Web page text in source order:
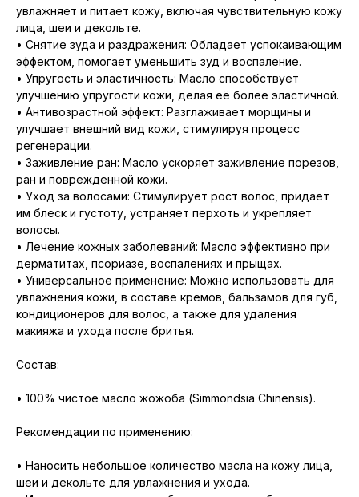
увлажняет и питает кожу, включая чувствительную кожу
лица, шеи и декольте.
• Снятие зуда и раздражения: Обладает успокаивающим
эффектом, помогает уменьшить зуд и воспаление.
• Упругость и эластичность: Масло способствует
улучшению упругости кожи, делая её более эластичной.
• Антивозрастной эффект: Разглаживает морщины и
улучшает внешний вид кожи, стимулируя процесс
регенерации.
• Заживление ран: Масло ускоряет заживление порезов,
ран и поврежденной кожи.
• Уход за волосами: Стимулирует рост волос, придает
им блеск и густоту, устраняет перхоть и укрепляет
волосы.
• Лечение кожных заболеваний: Масло эффективно при
дерматитах, псориазе, воспалениях и прыщах.
• Универсальное применение: Можно использовать для
увлажнения кожи, в составе кремов, бальзамов для губ,
кондиционеров для волос, а также для удаления
макияжа и ухода после бритья.
Состав:
• 100% чистое масло жожоба (Simmondsia Chinensis).
Рекомендации по применению:
• Наносить небольшое количество масла на кожу лица,
шеи и декольте для увлажнения и ухода.